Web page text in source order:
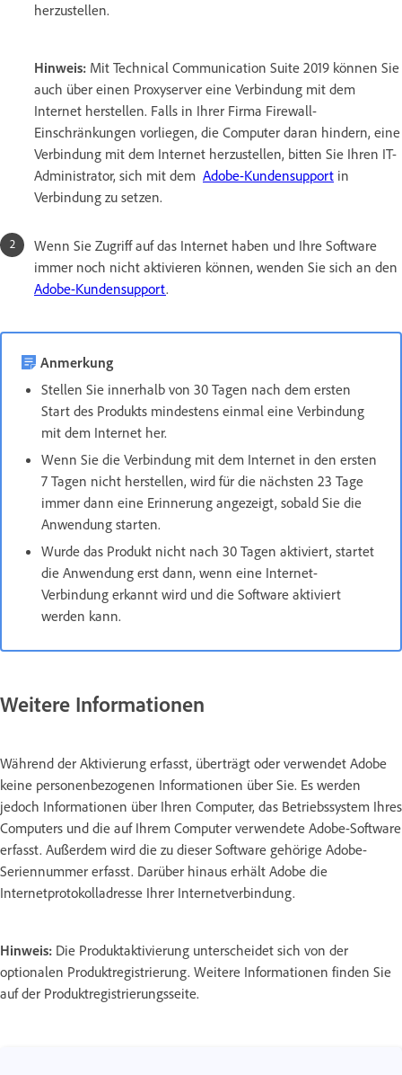
herzustellen.
Hinweis: Mit Technical Communication Suite 2019 können Sie
auch über einen Proxyserver eine Verbindung mit dem
Internet herstellen. Falls in Ihrer Firma Firewall-
Einschränkungen vorliegen, die Computer daran hindern, eine
Verbindung mit dem Internet herzustellen, bitten Sie Ihren IT-
Administrator, sich mit dem Adobe-Kundensupport in
Verbindung zu setzen.
Wenn Sie Zugriff auf das Internet haben und Ihre Software
immer noch nicht aktivieren können, wenden Sie sich an den
Adobe-Kundensupport.
Anmerkung
Stellen Sie innerhalb von 30 Tagen nach dem ersten
Start des Produkts mindestens einmal eine Verbindung
mit dem Internet her.
Wenn Sie die Verbindung mit dem Internet in den ersten
7 Tagen nicht herstellen, wird für die nächsten 23 Tage
immer dann eine Erinnerung angezeigt, sobald Sie die
Anwendung starten.
Wurde das Produkt nicht nach 30 Tagen aktiviert, startet
die Anwendung erst dann, wenn eine Internet-
Verbindung erkannt wird und die Software aktiviert
werden kann.
Weitere Informationen
Während der Aktivierung erfasst, überträgt oder verwendet Adobe
keine personenbezogenen Informationen über Sie. Es werden
jedoch Informationen über Ihren Computer, das Betriebssystem Ihres
Computers und die auf Ihrem Computer verwendete Adobe-Software
erfasst. Außerdem wird die zu dieser Software gehörige Adobe-
Seriennummer erfasst. Darüber hinaus erhält Adobe die
Internetprotokolladresse Ihrer Internetverbindung.
Hinweis: Die Produktaktivierung unterscheidet sich von der
optionalen Produktregistrierung. Weitere Informationen finden Sie
auf der Produktregistrierungsseite.